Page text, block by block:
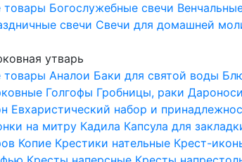
товары Богослужебные свечи
свечи Свечи для домашней
утварь
товарыАналои Баки для святой воды
Голгофы Гробницы, раки
Евхаристический набор и
на митру Кадила Капсула для
Копие Крестики нательные Крест-